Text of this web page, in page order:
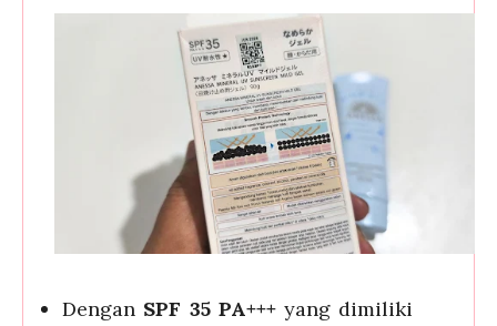
Dengan SPF 35 PA+++yang dimiliki